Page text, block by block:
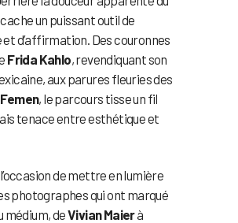
un puissant outil de
d’affirmation. Des couronnes
Frida Kahlo, revendiquant son
aux parures fleuries des
Femen, le parcours tisse un fil
tenace entre esthétique et
l’occasion de mettre en lumière
photographes qui ont marqué
médium, deVivian Maierà